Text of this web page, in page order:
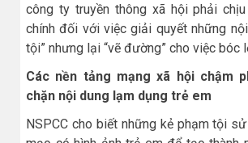
công ty truyền thông xã hội phải
chính đối với việc giải quyết những
tội” nhưng lại “vẽ đường” cho việc bóc
Các nền tảng mạng xã hội chậm
chặn nội dung lạm dụng trẻ em
NSPCC cho biết những kẻ phạm tội